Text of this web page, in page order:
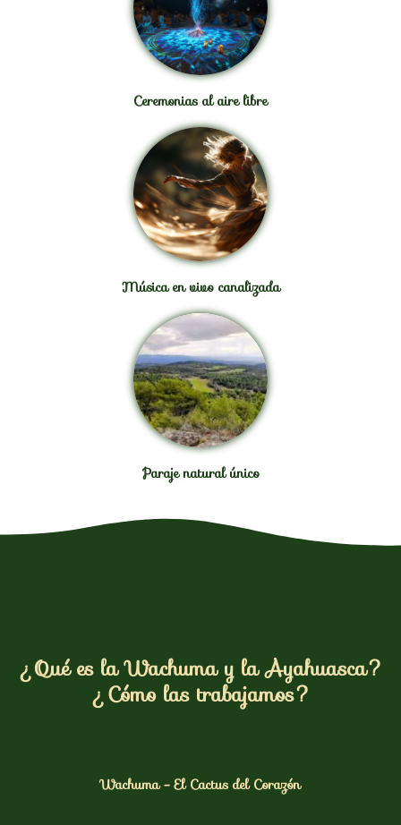
Ceremonias al aire libre
Música en vivo canalizada
Paraje natural único
¿Qué es la Wachuma y la Ayahuasca?
¿Cómo las trabajamos?
Wachuma - El Cactus del Corazón